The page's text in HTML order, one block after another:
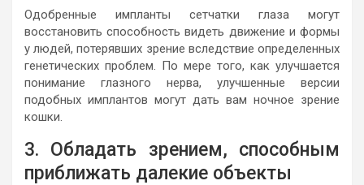
Одобренные импланты сетчатки глаза могут
восстановить способность видеть движение и формы
у людей, потерявших зрение вследствие определенных
генетических проблем. По мере того, как улучшается
понимание глазного нерва, улучшенные версии
подобных имплантов могут дать вам ночное зрение
кошки.
3. Обладать зрением, способным
приближать далекие объекты